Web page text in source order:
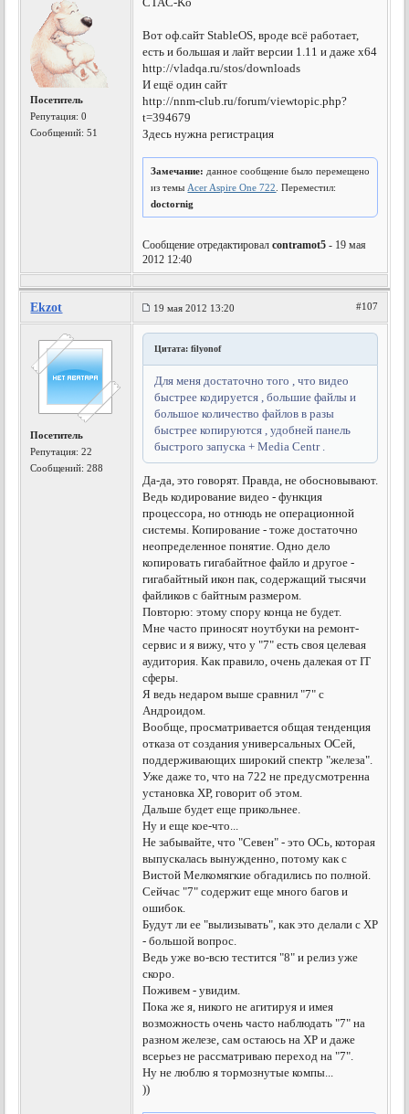
Посетитель
Репутация:0
Сообщений: 51
Вот оф.сайт StableOS, вроде всё работает,
есть и большая и лайт версии 1.11 и даже х64
http://vladqa.ru/stos/downloads
И ещё один сайт
http://nnm-club.ru/forum/viewtopic.php?
t=394679
Здесь нужна регистрация
Замечание: данное сообщение было перемещено
из темы Acer Aspire One 722 . Переместил:
doctornig
Сообщение отредактировалcontramot5 - 19 мая
2012 12:40
Ekzot 19 мая 2012 13:20 #107
Посетитель
Репутация:22
Сообщений: 288
Цитата: filyonof
Для меня достаточно того , что видео
быстрее кодируется , большие файлы и
большое количество файлов в разы
быстрее копируются , удобней панель
быстрого запуска + Меdia Centr .
Да-да, это говорят. Правда, не обосновывают.
Ведь кодирование видео - функция
процессора, но отнюдь не операционной
системы. Копирование - тоже достаточно
неопределенное понятие. Одно дело
копировать гигабайтное файло и другое -
гигабайтный икон пак, содержащий тысячи
файликов с байтным размером.
Повторю: этому спору конца не будет.
Мне часто приносят ноутбуки на ремонт-
сервис и я вижу, что у "7" есть своя целевая
аудитория. Как правило, очень далекая от IT
сферы.
Я ведь недаром выше сравнил "7" с
Андроидом.
Вообще, просматривается общая тенденция
отказа от создания универсальных ОСей,
поддерживающих широкий спектр "железа".
Уже даже то, что на 722 не предусмотренна
установка ХР, говорит об этом.
Дальше будет еще прикольнее.
Ну и еще кое-что...
Не забывайте, что "Севен" - это ОСь, которая
выпускалась вынужденно, потому как с
Вистой Мелкомягкие обгадились по полной.
Сейчас "7" содержит еще много багов и
ошибок.
Будут ли ее "вылизывать", как это делали с ХР
- большой вопрос.
Ведь уже во-всю тестится "8" и релиз уже
скоро.
Поживем - увидим.
Пока же я, никого не агитируя и имея
возможность очень часто наблюдать "7" на
разном железе, сам остаюсь на ХР и даже
всерьез не рассматриваю переход на "7".
Ну не люблю я тормознутые компы...
))